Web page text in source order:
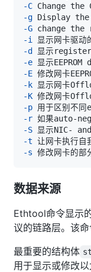
-C
-g
-G
-i
-d
-e
-E
-k
-K
-p
-r
-S
-t
-s
数据来源
Ethtool命令显示
议的链路层。该
最重要的结构体
用于显示或修改